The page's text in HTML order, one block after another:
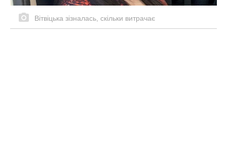
Вітвіцька зізналась, скільки витрачає